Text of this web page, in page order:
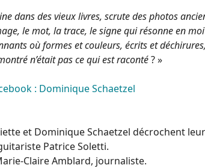
dans des vieux livres, scrute des photos
le mot, la trace, le signe qui résonne en
où formes et couleurs, écrits et
n’était pas ce qui est raconté? »
: Dominique Schaetzel
et Dominique Schaetzel décrochent
Patrice Soletti.
Claire Amblard, journaliste.